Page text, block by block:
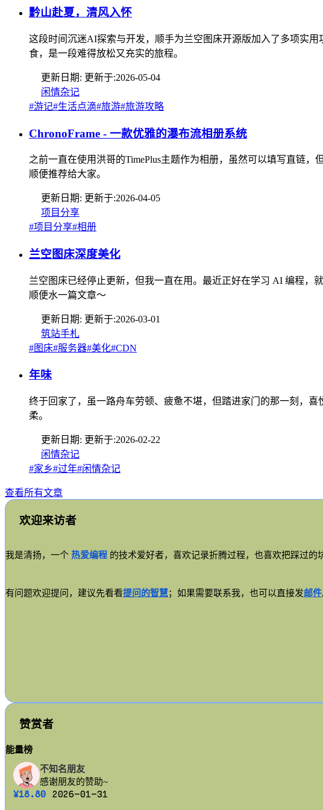
黔山赴夏，清风入怀
这段时间沉迷AI探索与开发，顺手为兰空图床开源版加入了多项实
食，是一段难得放松又充实的旅程。
更新日期: 更新于:2026-05-04
闲情杂记
#游记#生活点滴#旅游#旅游攻略
ChronoFrame - 一款优雅的瀑布流相册系统
之前一直在使用洪哥的TimePlus主题作为相册，虽然可以填写直链
顺便推荐给大家。
更新日期: 更新于:2026-04-05
项目分享
#项目分享#相册
兰空图床深度美化
兰空图床已经停止更新，但我一直在用。最近正好在学习 AI 编程，
顺便水一篇文章～
更新日期: 更新于:2026-03-01
筑站手札
#图床#服务器#美化#CDN
年味
终于回家了，虽一路舟车劳顿、疲惫不堪，但踏进家门的那一刻，
柔。
更新日期: 更新于:2026-02-22
闲情杂记
#家乡#过年#闲情杂记
查看所有文章
欢迎来访者
我是清扬，一个 热爱编程 的技术爱好者，喜欢记录折腾过程，也喜欢把踩过的
有问题欢迎提问，建议先看看提问的智慧；如果需要联系我，也可以直接发邮件
赞赏者
能量榜
不知名朋友
感谢朋友的赞助~
¥18.80 2026-01-31
Ljx
一个无聊无趣的人~
allen2030
摸摸猪头，快乐不愁！
不知名朋友
感谢朋友的赞助~
目昴心恬
感谢来自牢大的投喂
老罗博客
人生就是折腾
周润发
收录开源，好用的互联网项目~
短巷与雨
为学日益，为道日损。
AirTouch
岩间琉璃云间月
s1rius
这里有网络安全和其他技术文章
SunBoy
一个不有趣的网站
HeLong
Face life with hope.
银河香港
你我皆是生活银河中的闪耀星辰
朽丘博
一定会和喜欢的人在夏日夜晚牵手慢步